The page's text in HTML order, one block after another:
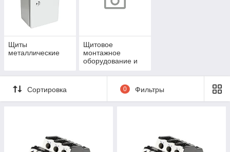
Щиты
металлические
Щитовое
монтажное
оборудование и
материалы
Сортировка
0 Фильтры